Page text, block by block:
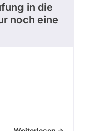
in die
noch eine